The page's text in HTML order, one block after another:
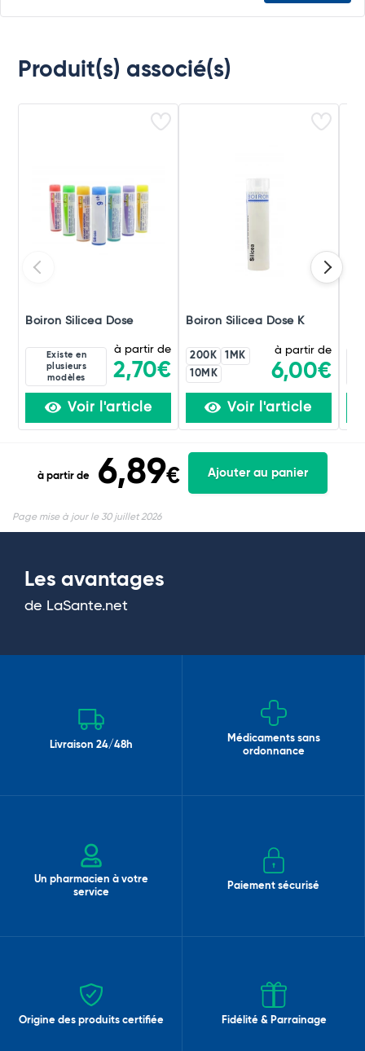
Produit(s) associé(s)
Boiron Silicea Dose
Existe en
plusieurs
modèles
à partir de
2,70€
Voir l'article
Boiron Silicea Dose K
200K
1MK
10MK
à partir de
6,00€
Voir l'article
à partir de 6,89€ Ajouter au panier
Page mise à jour le 30 juillet 2026
Les avantages
de LaSante.net
Livraison 24/48h
Médicaments sans
ordonnance
Un pharmacien à votre
service
Paiement sécurisé
Origine des produits certifiée Fidélité & Parrainage